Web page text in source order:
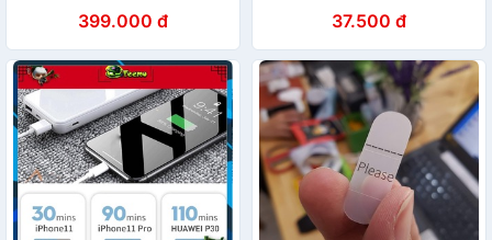
nhanh không nóng máy cho
iphone, samsung Hàng chính
hãng
399.000 đ
4/Active 1 Plus/Active 3/
Aris/Star/Star 3/4
37.500 đ